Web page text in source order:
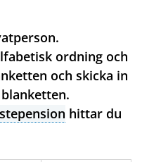
ordning och
och skicka in
hittar du